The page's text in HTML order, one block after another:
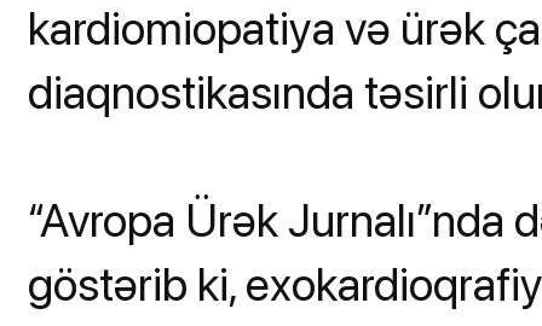
kardiomiopatiya və ürək
diaqnostikasında təsirli
“Avropa Ürək
göstərib ki,